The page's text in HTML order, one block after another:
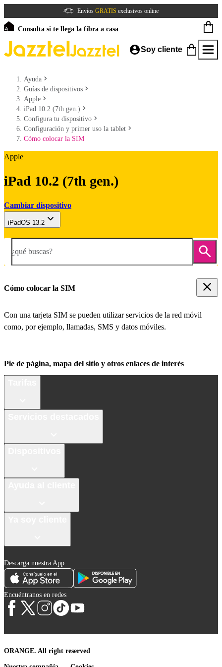
Envíos GRATIS exclusivos online
Consulta si te llega la fibra a casa
Soy cliente
Ayuda
Guías de dispositivos
Apple
iPad 10.2 (7th gen.)
Configura tu dispositivo
Configuración y primer uso la tablet
Cómo colocar la SIM
Apple
iPad 10.2 (7th gen.)
Cambiar dispositivo
iPadOS 13.2
¿qué buscas?
Cómo colocar la SIM
Con una tarjeta SIM se pueden utilizar servicios de la red móvil
como, por ejemplo, llamadas, SMS y datos móviles.
Pie de página, mapa del sitio y otros enlaces de interés
Descarga nuestra App
Encuéntranos en redes
ORANGE. All right reserved